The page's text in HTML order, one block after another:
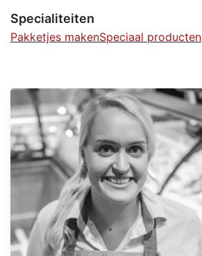
Specialiteiten
Pakketjes makenSpeciaal producten